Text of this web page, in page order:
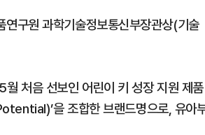
구원 과학기술정보통신부장관상(기술
월 처음 선보인 어린이 키 성장 지원 제품
을 조합한 브랜드명으로, 유아